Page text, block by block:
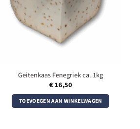
Geitenkaas Fenegriek ca. 1kg
€16,50
TOEVOEGEN AAN WINKELWAGEN